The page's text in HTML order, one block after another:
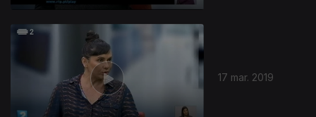
17 mar. 2019